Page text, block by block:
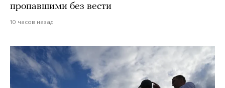
пропавшими без вести
10 часов назад